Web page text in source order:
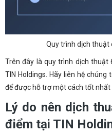
Quy trình dịch thuật
Trên đây là quy trình dịch thuật
TIN Holdings. Hãy liên hệ
để được hỗ trợ một cách tốt nhất
Lý do nên dịch
điểm tại TIN